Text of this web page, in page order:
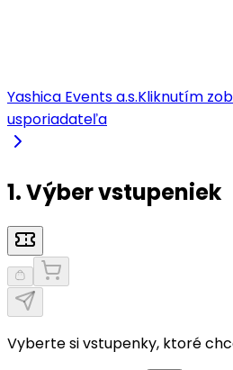
Yashica Events a.s.Kliknutím
usporiadateľa
1. Výber vstupeniek
Vyberte si vstupenky, ktoré